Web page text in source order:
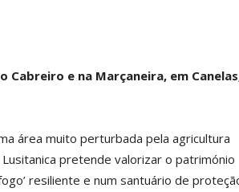
Cabreiro e na Marçaneira, em
área muito perturbada pela agricultura
pretende valorizar o património
resiliente e num santuário de